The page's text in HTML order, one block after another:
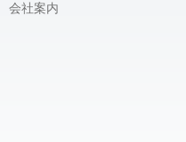
会社案内